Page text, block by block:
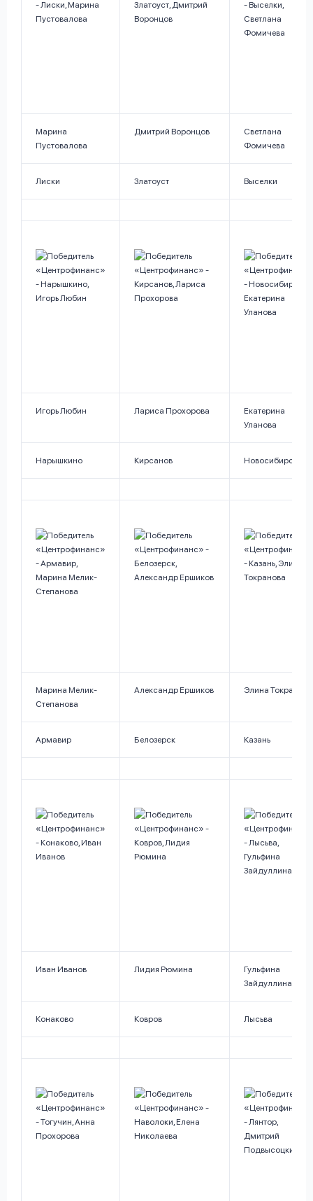
Марина
Пустовалова
Дмитрий Воронцов
Светлана
Фомичева
Лиски Златоуст Выселки
Игорь Любин Лариса Прохорова
Екатерина
Уланова
Нарышкино Кирсанов Новосибирск
Марина Мелик-
Степанова
Александр Ершиков Элина Токранова
Армавир Белозерск Казань
Иван Иванов Лидия Рюмина
Гульфина
Зайдуллина
Конаково Ковров Лысьва